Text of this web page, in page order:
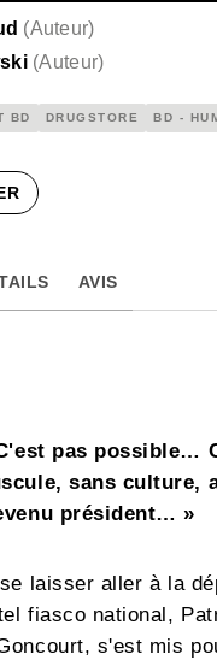
(Auteur)
(Auteur)
BD DRUGSTORE BD -
AVIS
pas possible…
sans culture,
président… »
laisser aller à la
fiasco national,
s'est mis